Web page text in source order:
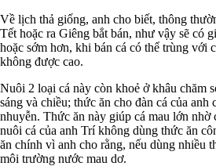
Về lịch thả giống, anh cho biết, thông
Tết hoặc ra Giêng bắt bán, như vậy sẽ có
hoặc sớm hơn, khi bán cá có thể trùng với
không được cao.
Nuôi 2 loại cá này còn khoẻ ở khâu chăm
sáng và chiều; thức ăn cho đàn cá của
nhuyễn. Thức ăn này giúp cá mau lớn nhờ
nuôi cá của anh Trí không dùng thức ăn
ăn chính vì anh cho rằng, nếu dùng nhiều
môi trường nước mau dơ.